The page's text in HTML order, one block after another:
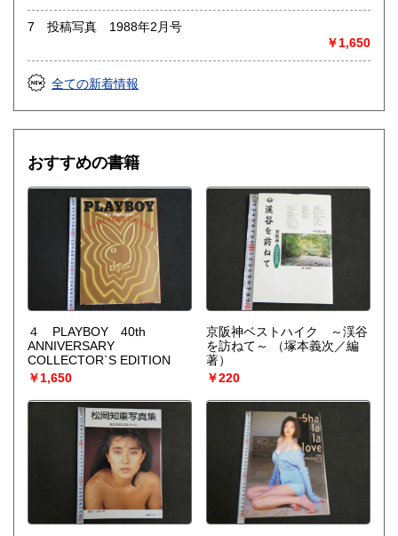
7 投稿写真 1988年2月号
￥1,650
全ての新着情報
おすすめの書籍
４ PLAYBOY 40th
ANNIVERSARY
COLLECTOR`S EDITION
￥1,650
京阪神ベストハイク ～渓谷
を訪ねて～
（塚本義次／編
著）
￥220